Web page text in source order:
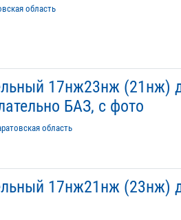
область
17нж23нж (21нж)
БАЗ, с фото
область
17нж21нж (23нж)